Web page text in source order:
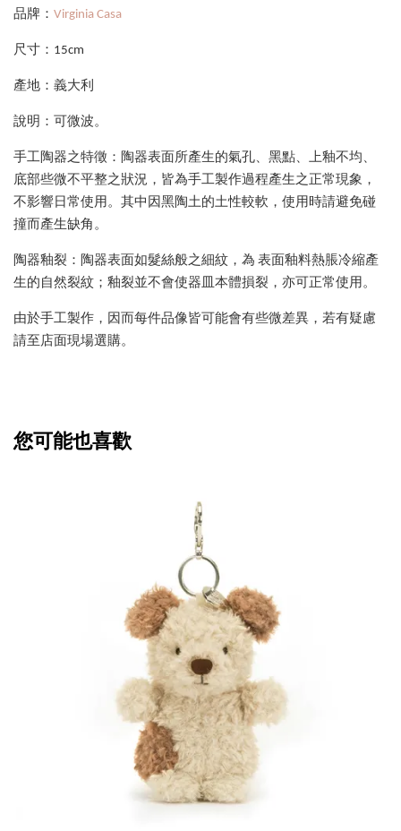
品牌： Virginia Casa
尺寸：15cm
產地：義大利
說明：可微波。
手工陶器之特徵：陶器表面所產生的氣孔、黑點、上釉不均、
底部些微不平整之狀況，皆為手工製作過程產生之正常現象，
不影響日常使用。其中因黑陶土的土性較軟，使用時請避免碰
撞而產生缺角。
陶器釉裂：陶器表面如髮絲般之細紋，為 表面釉料熱脹冷縮產
生的自然裂紋；釉裂並不會使器皿本體損裂，亦可正常使用。
由於手工製作，因而每件品像皆可能會有些微差異，若有疑慮
請至店面現場選購。
您可能也喜歡